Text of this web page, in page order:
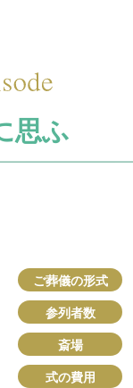
思ふ
ご葬儀の形式
参列者数
斎場
式の費用